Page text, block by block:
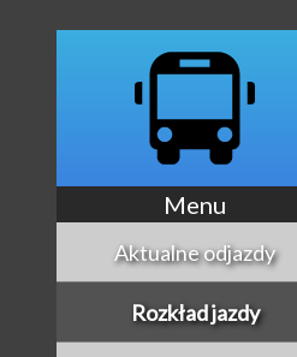
Menu
Aktualne odjazdy
Rozkład jazdy